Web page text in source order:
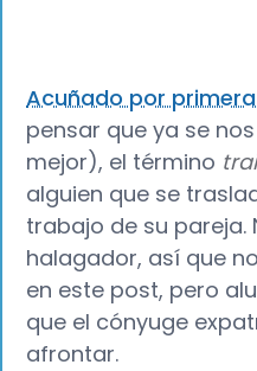
Acuñado por primera
pensar que ya se
mejor), el término
alguien que se
trabajo de su pareja.
halagador, así que
en este post, pero
que el cónyuge
afrontar.